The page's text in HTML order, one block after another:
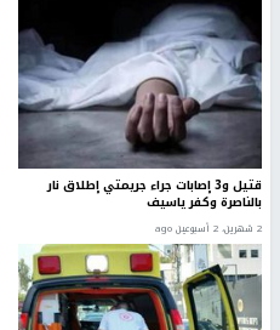
قتيل و3 إصابات جراء جريمتي إطلاق نار
بالناصرة وكفر ياسيف
2 شهرين، 2 أسبوعين ago